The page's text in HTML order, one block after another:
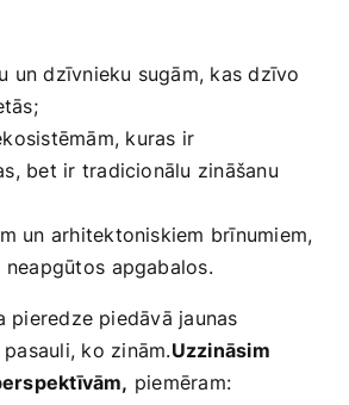
un dzīvnieku sugām, kas dzīvo⁣
kuras ​ir
bet ir tradicionālu zināšanu
un arhitektoniskiem brīnumiem,⁤
neapgūtos ⁤apgabalos.
pieredze piedāvā jaunas‌
ko zinām.Uzzināsim
piemēram: